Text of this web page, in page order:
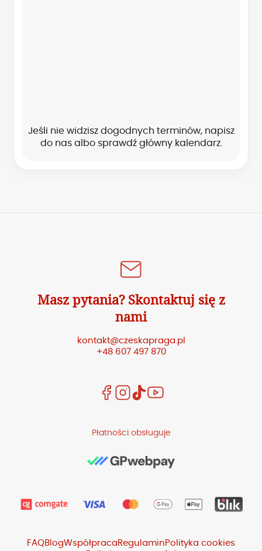
Jeśli nie widzisz dogodnych terminów, napisz
do nasalbo sprawdź główny kalendarz.
Masz pytania? Skontaktuj się z
nami
kontakt@czeskapraga.pl
+48 607 497 870
Płatności obsługuje
FAQBlogWspółpraca Regulamin Polityka cookies